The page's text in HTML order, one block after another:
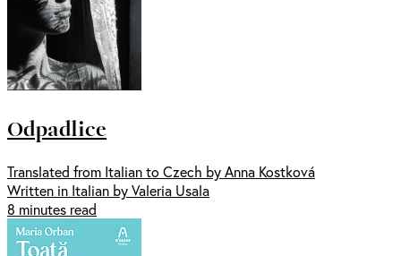
Odpadlice
Translated from Italian to Czech by Anna Kostková
Written in Italian by Valeria Usala
8 minutes read